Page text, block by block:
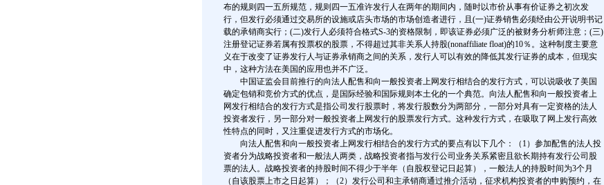
布的规则四一五所规范，规则四一五准许发行人在两年的期间内，随时以市价从事有价证券之初次发
行，但发行必须通过交易所的设施或店头市场的市场创造者进行，且(一)证券销售必须经由公开说明书记
载的承销商实行；(二)发行人必须符合格式S-3的资格限制，即该证券必须广泛的被财务分析师注意；(三)
注册登记证券若属有投票权的股票，不得超过其非关系人持股(nonaffiliate float)的10％。这种制度主要意
义在于改变了证券发行人与证券承销商之间的关系，发行人可以有效的降低其发行证券的成本，但现实
中，这种方法在美国的应用也并不广泛。
中国证监会目前推行的向法人配售和向一般投资者上网发行相结合的发行方式，可以说吸收了美国
确定包销和竞价方式的优点，是国际经验和国际规则本土化的一个典范。向法人配售和向一般投资者上
网发行相结合的发行方式是指公司发行股票时，将发行股数分为两部分，一部分对具有一定资格的法人
投资者发行，另一部分对一般投资者上网发行的股票发行方式。这种发行方式，在吸取了网上发行高效
性特点的同时，又注重促进发行方式的市场化。
向法人配售和向一般投资者上网发行相结合的发行方式的要点有以下几个：（1）参加配售的法人投
资者分为战略投资者和一般法人两类，战略投资者指与发行公司业务关系紧密且欲长期持有发行公司股
票的法人。战略投资者的持股时间不得少于半年（自股权登记日起算），一般法人的持股时间为3个月
（自该股票上市之日起算）；（2）发行公司和主承销商通过推介活动，征求机构投资者的申购预约，在